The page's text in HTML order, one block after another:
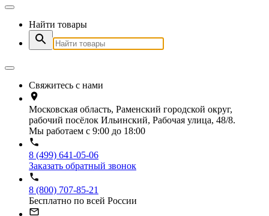
Найти товары
Свяжитесь с нами
Московская область, Раменский городской округ,
рабочий посёлок Ильинский, Рабочая улица, 48/8.
Мы работаем с 9:00 до 18:00
8 (499) 641-05-06
Заказать обратный звонок
8 (800) 707-85-21
Бесплатно по всей России